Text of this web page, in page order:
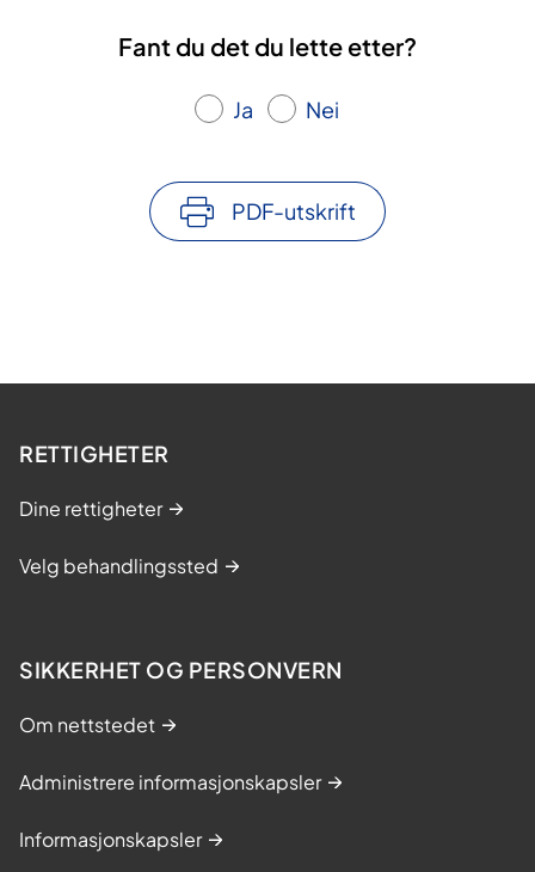
Fant du det du lette etter?
Ja Nei
PDF-utskrift
RETTIGHETER
Dine rettigheter
Velg behandlingssted
SIKKERHET OG PERSONVERN
Om nettstedet
Administrere informasjonskapsler
Informasjonskapsler